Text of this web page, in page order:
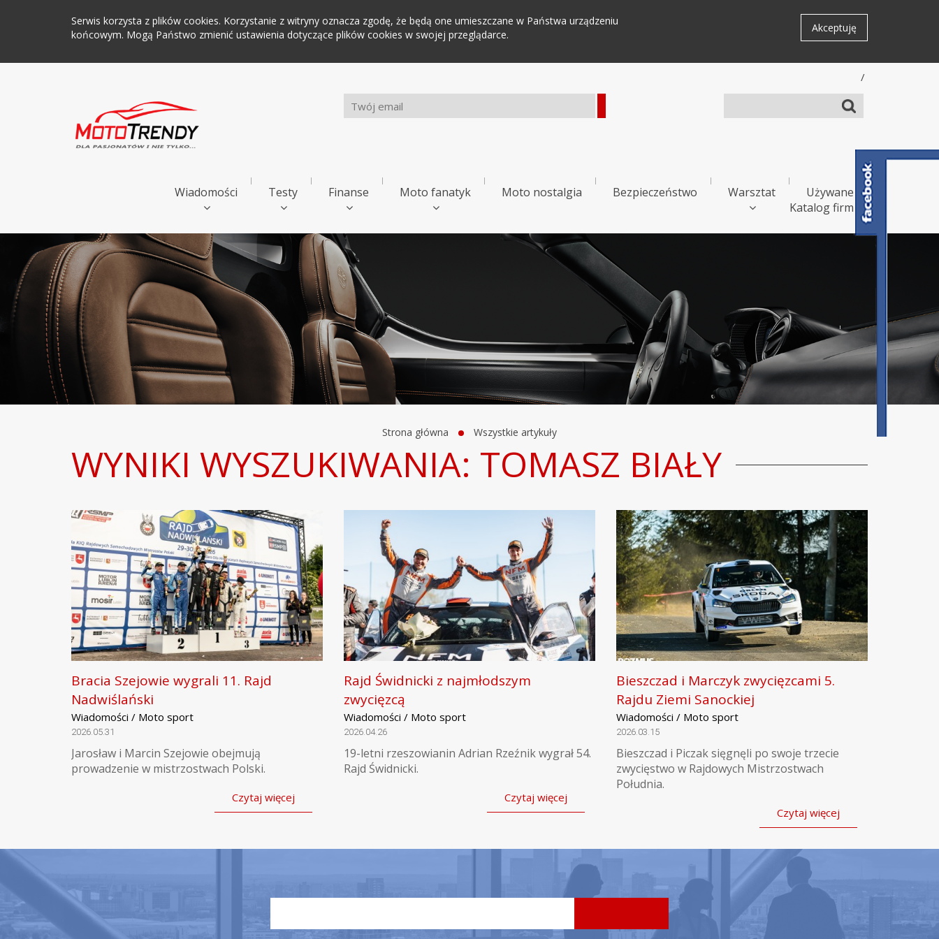
Serwis korzysta z plików cookies. Korzystanie z witryny oznacza zgodę, że będą one umieszczane w Państwa urządzeniu
końcowym. Mogą Państwo zmienić ustawienia dotyczące plików cookies w swojej przeglądarce.
Akceptuję
/
Wiadomości Testy Finanse Moto fanatyk Moto nostalgia Bezpieczeństwo Warsztat
Używane
Katalog firm
Strona główna Wszystkie artykuły
WYNIKI WYSZUKIWANIA: TOMASZ BIAŁY
Bracia Szejowie wygrali 11. Rajd
Nadwiślański
Wiadomości / Moto sport
2026.05.31
Jarosław i Marcin Szejowie obejmują
prowadzenie w mistrzostwach Polski.
Czytaj więcej
Rajd Świdnicki z najmłodszym
zwycięzcą
Wiadomości / Moto sport
2026.04.26
19-letni rzeszowianin Adrian Rzeźnik wygrał 54.
Rajd Świdnicki.
Czytaj więcej
Bieszczad i Marczyk zwycięzcami 5.
Rajdu Ziemi Sanockiej
Wiadomości / Moto sport
2026.03.15
Bieszczad i Piczak sięgnęli po swoje trzecie
zwycięstwo w Rajdowych Mistrzostwach
Południa.
Czytaj więcej